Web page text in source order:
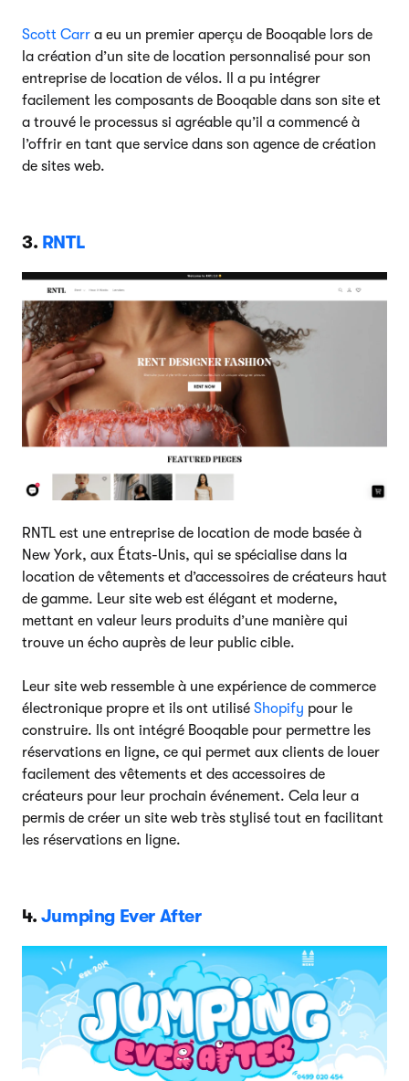
Scott Carr a eu un premier aperçu de Booqable lors de
la création d’un site de location personnalisé pour son
entreprise de location de vélos. Il a pu intégrer
facilement les composants de Booqable dans son site et
a trouvé le processus si agréable qu’il a commencé à
l’offrir en tant que service dans son agence de création
de sites web.
3. RNTL
RNTL est une entreprise de location de mode basée à
New York, aux États-Unis, qui se spécialise dans la
location de vêtements et d’accessoires de créateurs haut
de gamme. Leur site web est élégant et moderne,
mettant en valeur leurs produits d’une manière qui
trouve un écho auprès de leur public cible.
Leur site web ressemble à une expérience de commerce
électronique propre et ils ont utilisé Shopify pour le
construire. Ils ont intégré Booqable pour permettre les
réservations en ligne, ce qui permet aux clients de louer
facilement des vêtements et des accessoires de
créateurs pour leur prochain événement. Cela leur a
permis de créer un site web très stylisé tout en facilitant
les réservations en ligne.
4. Jumping Ever After